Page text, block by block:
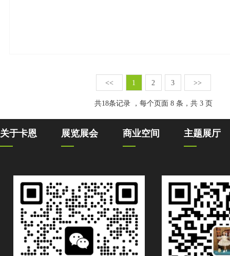
<< 1 2 3 >>
共18条记录 ，每个页面 8 条，共 3 页
关于卡恩 展览展会 商业空间 主题展厅